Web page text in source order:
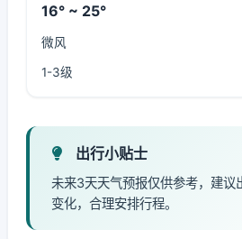
16° ~ 25°
微风
1-3级
出行小贴士
未来3天天气预报仅供参考，建议
变化，合理安排行程。